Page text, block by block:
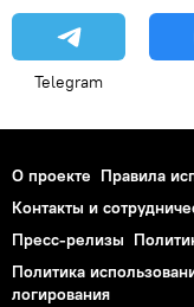
Telegram
О проекте Правила
Контакты и
Пресс-релизы
Политика
логирования